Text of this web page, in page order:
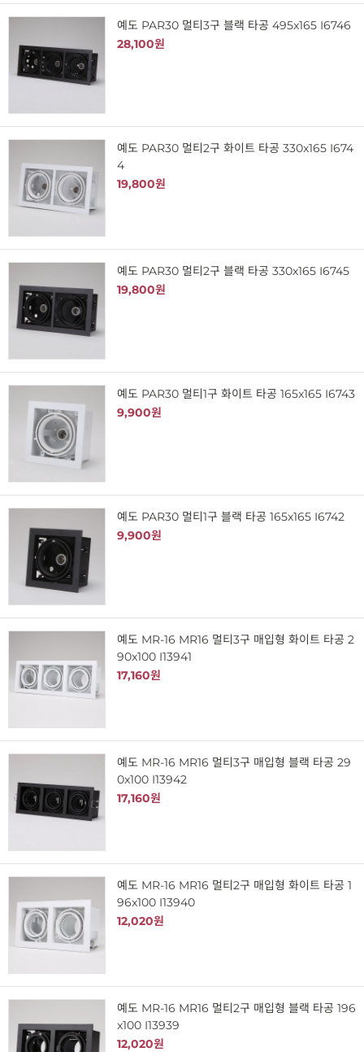
예도 PAR30 멀티3구 블랙 타공 495x165 I6746
28,100원
예도 PAR30 멀티2구 화이트 타공 330x165 I674
4
19,800원
예도 PAR30 멀티2구 블랙 타공 330x165 I6745
19,800원
예도 PAR30 멀티1구 화이트 타공 165x165 I6743
9,900원
예도 PAR30 멀티1구 블랙 타공 165x165 I6742
9,900원
예도 MR-16 MR16 멀티3구 매입형 화이트 타공 2
90x100 I13941
17,160원
예도 MR-16 MR16 멀티3구 매입형 블랙 타공 29
0x100 I13942
17,160원
예도 MR-16 MR16 멀티2구 매입형 화이트 타공 1
96x100 I13940
12,020원
예도 MR-16 MR16 멀티2구 매입형 블랙 타공 196
x100 I13939
12,020원